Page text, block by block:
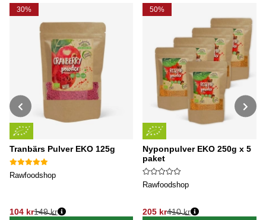
30%
Tranbärs Pulver EKO 125g
Rawfoodshop
104 kr
Ordinarie pris:
149 kr
50%
Nyponpulver EKO 250g x 5
paket
Rawfoodshop
205 kr
Ordinarie pris:
410 kr